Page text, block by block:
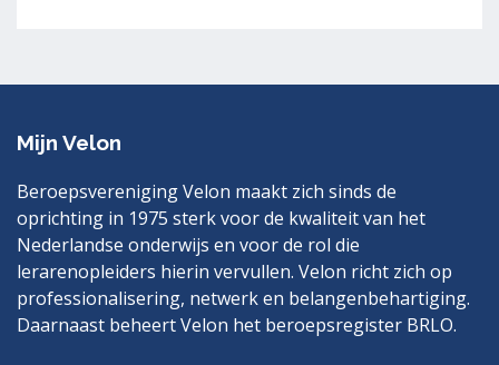
Mijn Velon
Beroepsvereniging Velon maakt zich sinds de
oprichting in 1975 sterk voor de kwaliteit van het
Nederlandse onderwijs en voor de rol die
lerarenopleiders hierin vervullen. Velon richt zich op
professionalisering, netwerk en belangenbehartiging.
Daarnaast beheert Velon het beroepsregister BRLO.